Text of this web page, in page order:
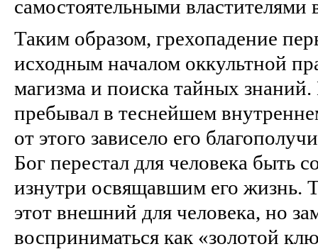
самостоятельными властителями
Таким образом, грехопадение
исходным началом оккультной
магизма и поиска тайных знаний.
пребывал в теснейшем
от этого зависело его
Бог перестал для человека быть
изнутри освящавшим его жизнь.
этот внешний для человека, но
восприниматься как «золотой